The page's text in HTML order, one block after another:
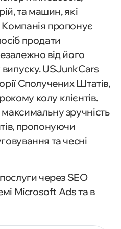
та машин, які
пропонує
продати
від його
USJunkCars
Сполучених Штатів,
колу клієнтів.
зручність
пропонуючи
та чесні
через SEO
Microsoft Ads та в